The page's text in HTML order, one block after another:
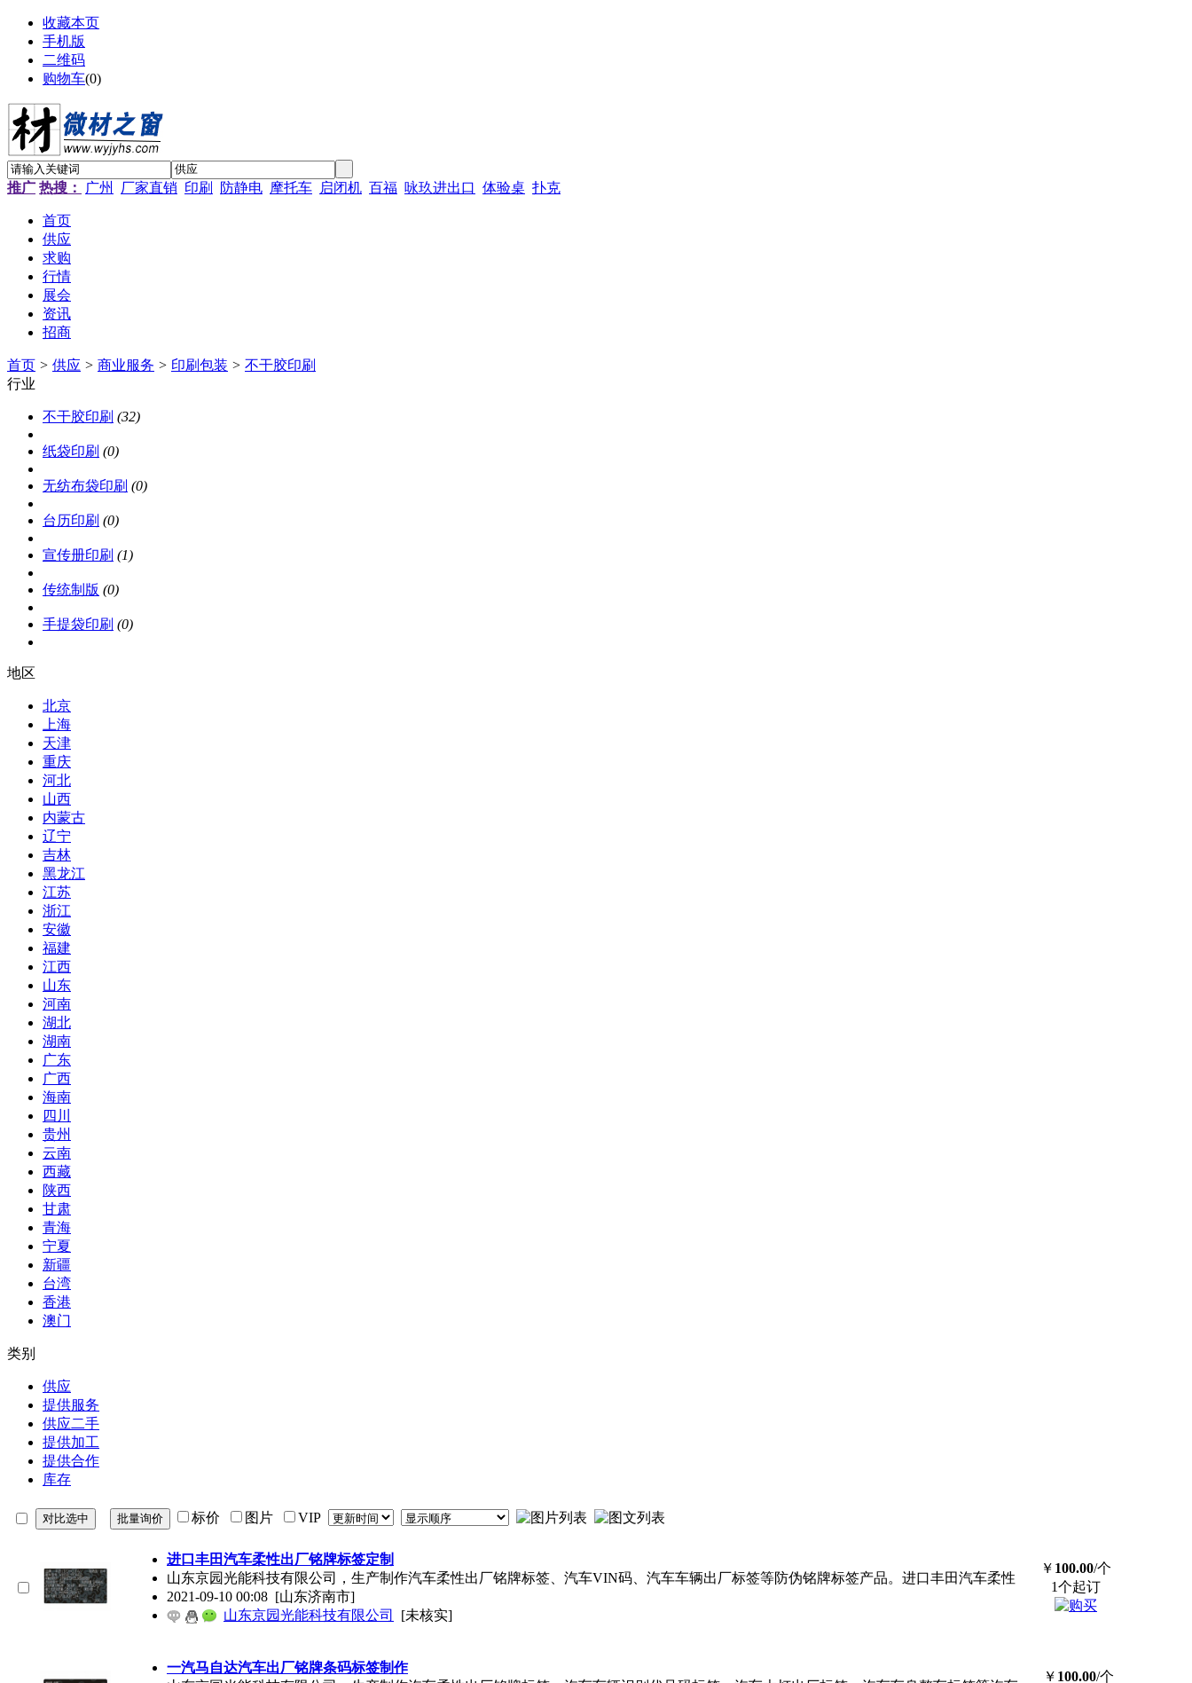
收藏本页
手机版
二维码
购物车(0)
推广 热搜： 广州 厂家直销 印刷 防静电 摩托车 启闭机 百福 咏玖进出口 体验桌 扑克
首页
供应
求购
行情
展会
资讯
招商
首页 > 供应 > 商业服务 > 印刷包装 > 不干胶印刷
行业
不干胶印刷 (32)
纸袋印刷 (0)
无纺布袋印刷 (0)
台历印刷 (0)
宣传册印刷 (1)
传统制版 (0)
手提袋印刷 (0)
地区
北京
上海
天津
重庆
河北
山西
内蒙古
辽宁
吉林
黑龙江
江苏
浙江
安徽
福建
江西
山东
河南
湖北
湖南
广东
广西
海南
四川
贵州
云南
西藏
陕西
甘肃
青海
宁夏
新疆
台湾
香港
澳门
类别
供应
提供服务
供应二手
提供加工
提供合作
库存
标价 图片 VIP
进口丰田汽车柔性出厂铭牌标签定制
山东京园光能科技有限公司，生产制作汽车柔性出厂铭牌标签、汽车VIN码、汽车车辆出厂标签等防伪铭牌标签产品。进口丰田汽车柔性
2021-09-10 00:08 [山东济南市]
山东京园光能科技有限公司
[未核实]
￥ 100.00/个
1个起订
一汽马自达汽车出厂铭牌条码标签制作
￥ 100.00/个